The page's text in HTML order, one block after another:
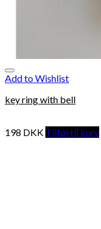
Add to Wishlist
key ring with bell
198 DKK Tilføj til kurv